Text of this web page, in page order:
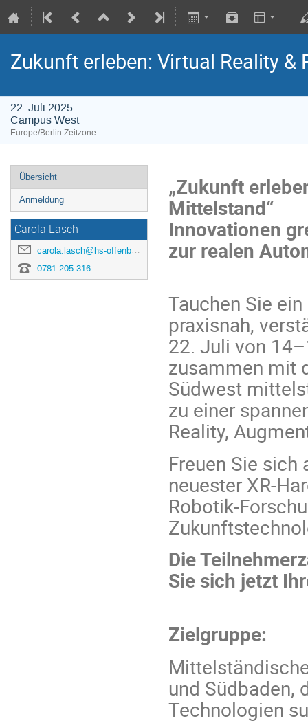
Zukunft erleben: Virtual Reality
22. Juli 2025
Campus West
Europe/Berlin Zeitzone
Übersicht
Anmeldung
Carola Lasch
carola.lasch@hs-offenburg.de
0781 205 316
„Zukunft
Mittelstand“
Innovationen
zur realen
Tauchen Sie
praxisnah,
22. Juli von
zusammen mit
Südwest
zu einer
Reality,
Freuen Sie
neuester XR-
Robotik-
Die
Sie sich jetzt
Zielgruppe:
und Südbaden,
Technologien